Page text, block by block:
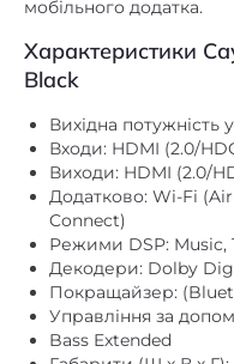
Характеристики
Black
Вихідна потужність
Входи: HDMI (2.0/
Виходи: HDMI (2.0/
Додатково: Wi-Fi
Connect)
Режими DSP: Music,
Декодери: Dolby
Покращайзер:
Управління за
Bass Extended
Габарити (Ш х В х Г):
Вага: 3,9 кг